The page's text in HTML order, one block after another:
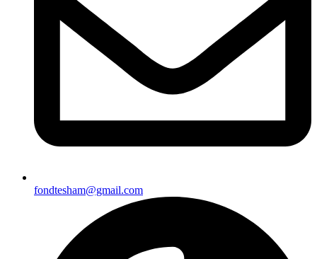
fondtesham@gmail.com